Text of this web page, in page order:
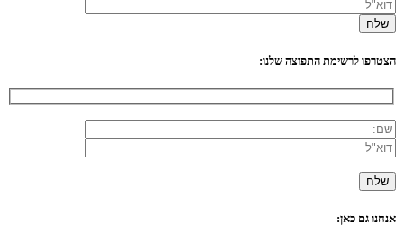
הצטרפו לרשימת התפוצה שלנו:
אנחנו גם כאן: